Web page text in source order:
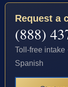
Request a
(888)
Toll-free intake
Spanish